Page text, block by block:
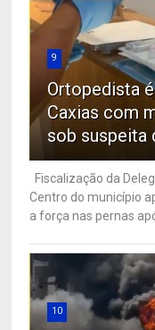
9
Ortopedista
Caxias com
sob suspeita
Fiscalização da
Centro do município
a força nas pernas
10